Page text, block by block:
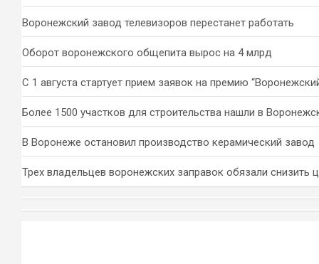
Воронежский завод телевизоров перестанет работать
Оборот воронежского общепита вырос на 4 млрд
С 1 августа стартует прием заявок на премию
Более 1500 участков для строительства нашли в
В Воронеже остановил производство керамический завод
Трех владельцев воронежских заправок обязали снизить